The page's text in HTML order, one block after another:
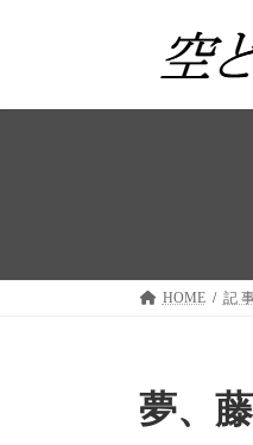
ツ
シ
HOME 記
夢、